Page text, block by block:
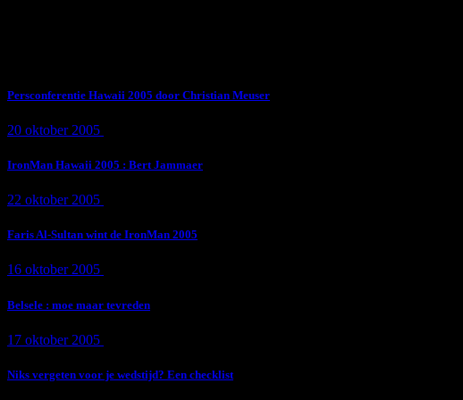
Persconferentie Hawaii 2005 door Christian Meuser
20 oktober 2005
IronMan Hawaii 2005 : Bert Jammaer
22 oktober 2005
Faris Al-Sultan wint de IronMan 2005
16 oktober 2005
Belsele : moe maar tevreden
17 oktober 2005
Niks vergeten voor je wedstijd? Een checklist